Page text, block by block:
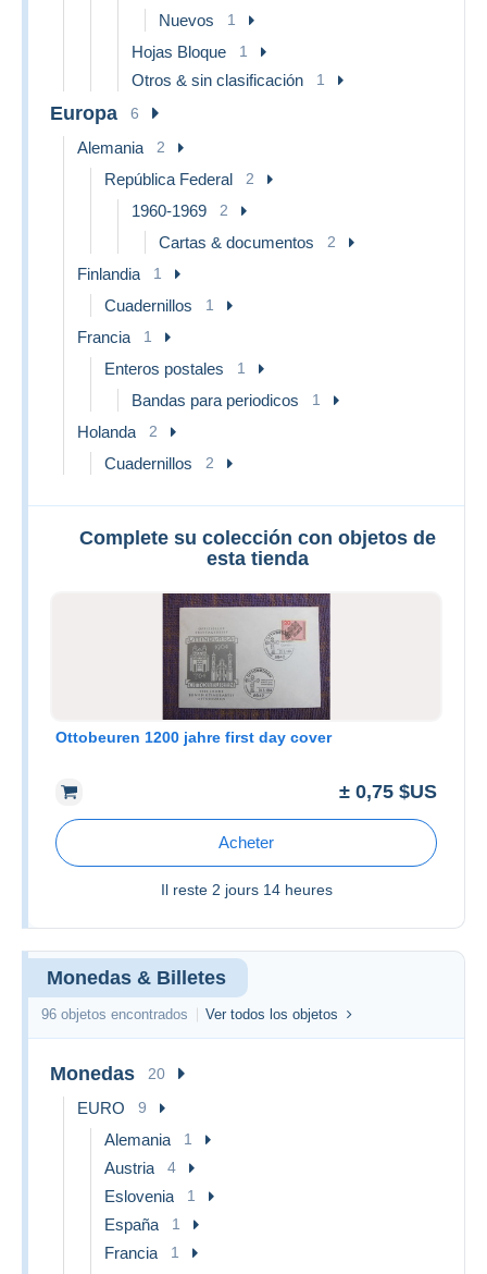
Nuevos 1
Hojas Bloque 1
Otros & sin clasificación 1
Europa 6
Alemania 2
República Federal 2
1960-1969 2
Cartas & documentos 2
Finlandia 1
Cuadernillos 1
Francia 1
Enteros postales 1
Bandas para periodicos 1
Holanda 2
Cuadernillos 2
Complete su colección con objetos de
esta tienda
Ottobeuren 1200 jahre first day cover
± 0,75 $US
Acheter
Il reste 2 jours 14 heures
Monedas & Billetes
96 objetos encontrados Ver todos los objetos
Monedas 20
EURO 9
Alemania 1
Austria 4
Eslovenia 1
España 1
Francia 1